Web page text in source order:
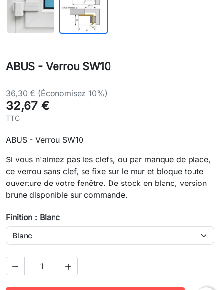
ABUS - Verrou SW10
36,30 € (Économisez 10%)
32,67 €
TTC
ABUS - Verrou SW10
Si vous n'aimez pas les clefs, ou par manque de place,
ce verrou sans clef, se fixe sur le mur et bloque toute
ouverture de votre fenêtre. De stock en blanc, version
brune disponible sur commande.
Finition : Blanc
 